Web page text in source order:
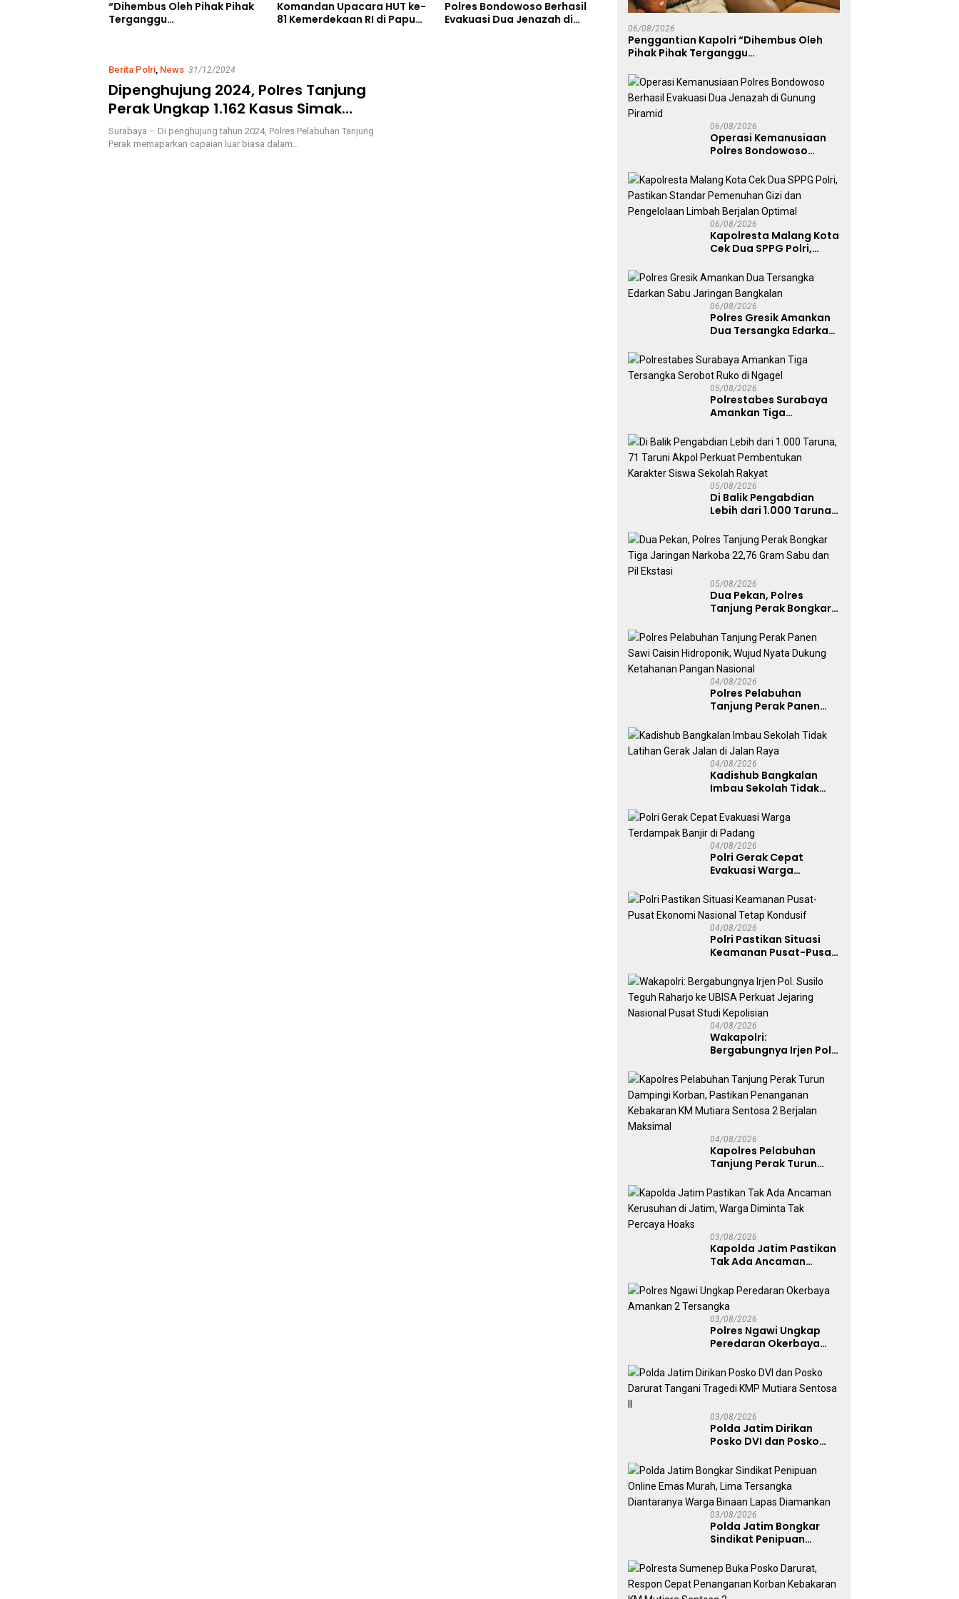
“Dihembus Oleh Pihak Pihak
Terganggu
Komandan Upacara HUT ke-
81 Kemerdekaan RI di Papua
Polres Bondowoso Berhasil
Evakuasi Dua Jenazah di
Cek Dua SPPG Polri, Pastikan
dan Pengelolaan Limbah
Berjalan Optimal
Tersangka Edarkan Sabu
Berita Polri, News 31/12/2024
Dipenghujung 2024, Polres Tanjung
Perak Ungkap 1.162 Kasus Simak
Tautannya
Surabaya – Di penghujung tahun 2024, Polres Pelabuhan Tanjung
Perak memaparkan capaian luar biasa dalam…
06/08/2026
Penggantian Kapolri “Dihembus Oleh
Pihak Pihak Terganggu
06/08/2026
Operasi Kemanusiaan
Polres Bondowoso
Jenazah di Gunung
Piramid
06/08/2026
Kapolresta Malang Kota
Cek Dua SPPG Polri,
Pemenuhan Gizi dan
Pengelolaan Limbah
Berjalan Optimal
06/08/2026
Polres Gresik Amankan
Dua Tersangka Edarkan
Bangkalan
05/08/2026
Polrestabes Surabaya
Amankan Tiga
Ruko di Ngagel
05/08/2026
Di Balik Pengabdian
Lebih dari 1.000 Taruna,
Pembentukan Karakter
Siswa Sekolah Rakyat
05/08/2026
Dua Pekan, Polres
Tanjung Perak Bongkar
22,76 Gram Sabu dan Pil
Ekstasi
04/08/2026
Polres Pelabuhan
Tanjung Perak Panen
Wujud Nyata Dukung
Ketahanan Pangan
Nasional
04/08/2026
Kadishub Bangkalan
Imbau Sekolah Tidak
Jalan Raya
04/08/2026
Polri Gerak Cepat
Evakuasi Warga
Padang
04/08/2026
Polri Pastikan Situasi
Keamanan Pusat-Pusat
Kondusif
04/08/2026
Wakapolri:
Bergabungnya Irjen Pol.
UBISA Perkuat Jejaring
Nasional Pusat Studi
Kepolisian
04/08/2026
Kapolres Pelabuhan
Tanjung Perak Turun
Pastikan Penanganan
Kebakaran KM Mutiara
Sentosa 2 Berjalan
03/08/2026
Kapolda Jatim Pastikan
Tak Ada Ancaman
Warga Diminta Tak
Percaya Hoaks
03/08/2026
Polres Ngawi Ungkap
Peredaran Okerbaya
03/08/2026
Polda Jatim Dirikan
Posko DVI dan Posko
Tragedi KMP Mutiara
Sentosa II
03/08/2026
Polda Jatim Bongkar
Sindikat Penipuan
Tersangka Diantaranya
Warga Binaan Lapas
Diamankan